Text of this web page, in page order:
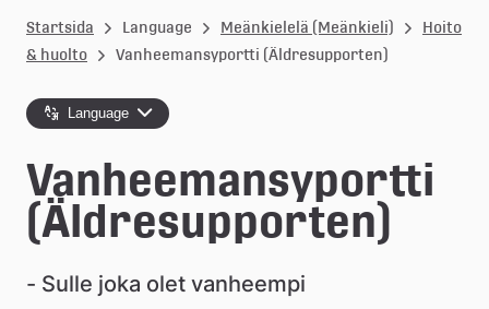
u
l
e
å
k
o
m
Startsida Language Meänkielelä (Meänkieli)
Hoito
& huolto
Vanheemansyportti (Äldresupporten)
Language
Vanheemansyportti
(Äldresupporten)
- Sulle joka olet vanheempi